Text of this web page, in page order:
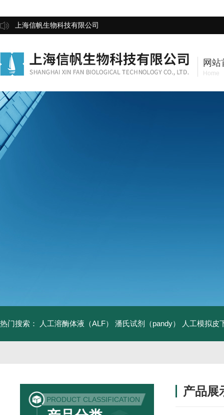
上海信帆生物科技有限公司
网站
Home
热门搜索： 人工溶酶体液（ALF） 潘氏试剂（pandy） 人工模拟皮
PRODUCT CLASSIFICATION
产品展